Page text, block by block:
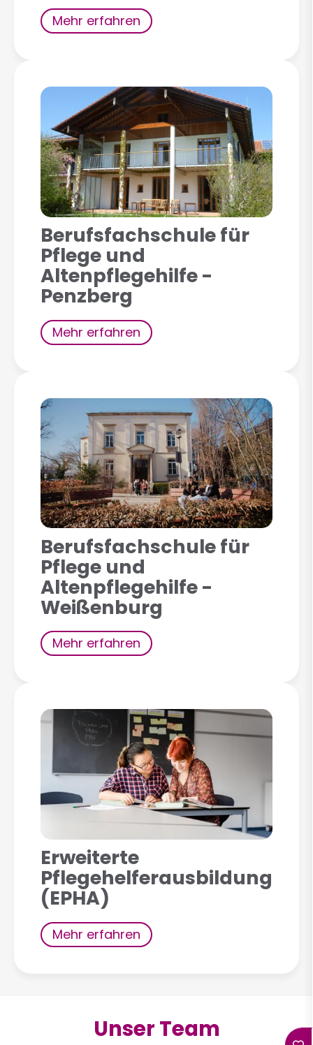
Mehr erfahren
Berufsfachschule für
Pflege und
Altenpflegehilfe -
Penzberg
Mehr erfahren
Berufsfachschule für
Pflege und
Altenpflegehilfe -
Weißenburg
Mehr erfahren
Erweiterte
Pflegehelferausbildung
(EPHA)
Mehr erfahren
Unser Team